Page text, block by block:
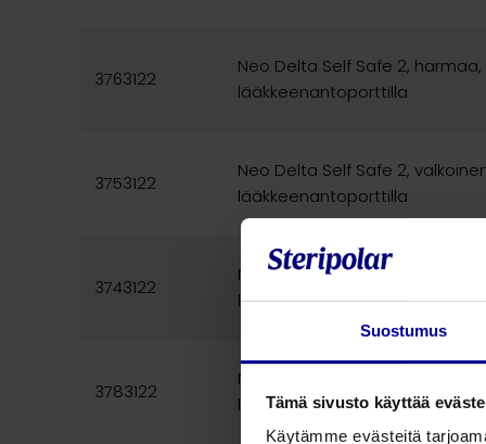
Suostumus
Tämä sivusto käyttää
Käytämme evästeitä
3763122
Neo Delta Self Safe 2, harmaa,
lääkkeenantoporttilla
3753122
Neo Delta Self Safe 2,
lääkkeenantoporttilla
3743122
Neo Delta Self Safe 2, vihreä,
lääkkeenantoporttilla
3783122
Neo Delta Self Safe 2, vihreä,
lääkkeenantoporttilla